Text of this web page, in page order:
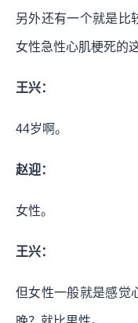
另外还有一个就是比
女性急性心肌梗死的
王兴：
44岁啊。
赵迎：
女性。
王兴：
但女性一般就是感觉